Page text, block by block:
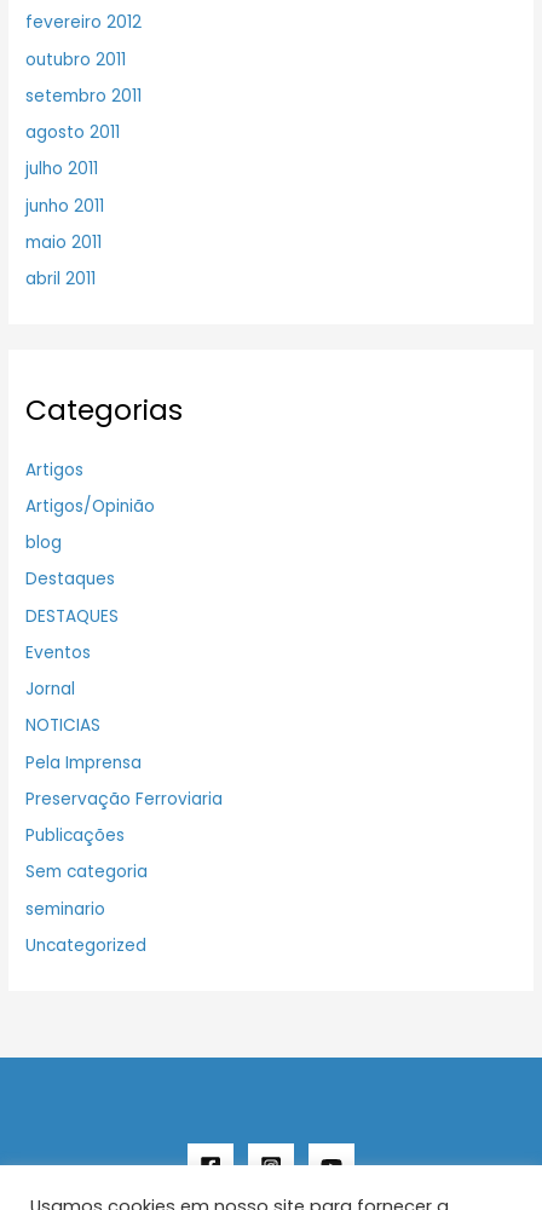
fevereiro 2012
outubro 2011
setembro 2011
agosto 2011
julho 2011
junho 2011
maio 2011
abril 2011
Categorias
Artigos
Artigos/Opinião
blog
Destaques
DESTAQUES
Eventos
Jornal
NOTICIAS
Pela Imprensa
Preservação Ferroviaria
Publicações
Sem categoria
seminario
Uncategorized